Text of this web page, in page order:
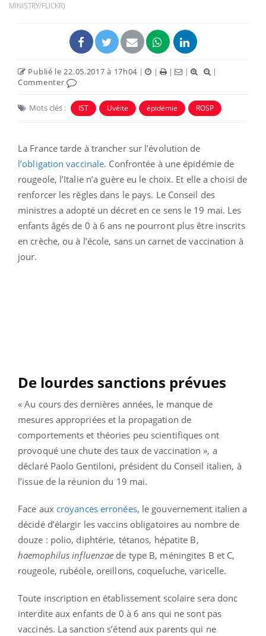
MINISTRY/FLICKR)
Publié le 22.05.2017 à 17h04 | | | |
|
Commenter
Mots clés : IST Uvéite épidémie ROSP
La France tarde à trancher sur l’évolution de
l’obligation vaccinale. Confrontée à une épidémie de
rougeole, l’Italie n’a guère eu le choix. Et elle a choisi de
renforcer les règles dans le pays. Le Conseil des
ministres a adopté un décret en ce sens le 19 mai. Les
enfants âgés de 0 à 6 ans ne pourront plus être inscrits
en crèche, ou à l’école, sans un carnet de vaccination à
jour.
De lourdes sanctions prévues
« Au cours des dernières années, le manque de
mesures appropriées et la propagation de
comportements et théories peu scientifiques ont
provoqué une chute des taux de vaccination », a
déclaré Paolo Gentiloni, président du Conseil italien, à
l’issue de la réunion du 19 mai.
Face aux croyances erronées, le gouvernement italien a
décidé d’élargir les vaccins obligatoires au nombre de
douze : polio, diphtérie, tétanos, hépatite B,
haemophilus influenzae de type B, méningites B et C,
rougeole, rubéole, oreillons, coqueluche, varicelle.
Toute inscription en établissement scolaire sera donc
interdite aux enfants de 0 à 6 ans qui ne sont pas
vaccinés. La sanction s’étend aux parents qui ne